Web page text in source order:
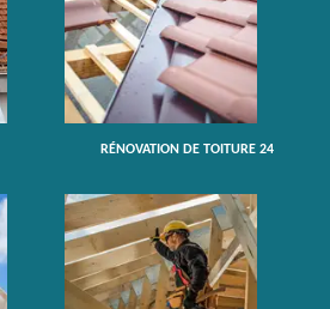
RÉNOVATION DE TOITURE 24